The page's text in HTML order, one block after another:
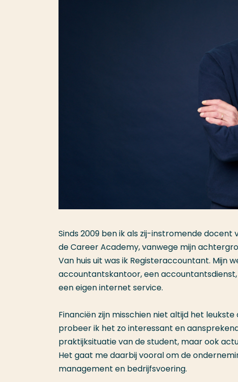
Sinds 2009 ben ik als zij-instromende docent
de Career Academy, vanwege mijn
Van huis uit was ik Registeraccountant. Mijn
accountantskantoor, een
een eigen internet service.
Financiën zijn misschien niet altijd het
probeer ik het zo interessant en
praktijksituatie van de student, maar ook
Het gaat me daarbij vooral om de
management en bedrijfsvoering.